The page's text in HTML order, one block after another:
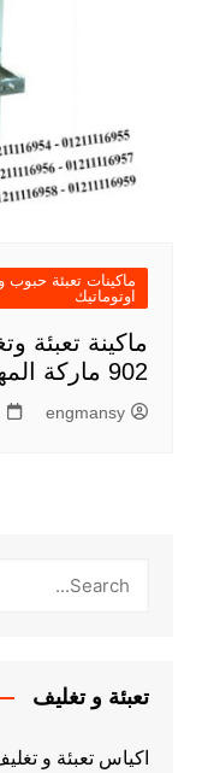
ماكينات تعبئة
اوتوماتيك
ماكينة تعبئة
902 ماركة المهندس منسى
engmansy
تعبئة و تغليف
اكياس تعبئة و